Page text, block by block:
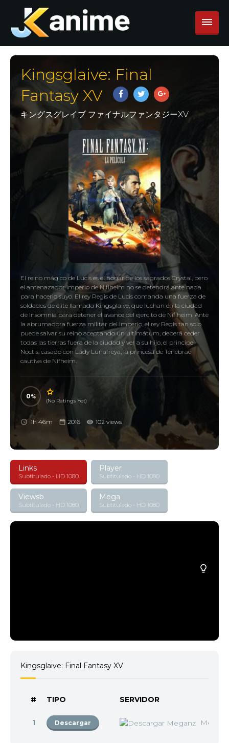
Kingsglaive: Final
Fantasy XV
キングスグレイブ ファイナルファンタジーXV
El reino mágico de Lucis es el hogar de los sagrados Crystal, pero
el amenazador imperio de Niflheim no se detendrá ante nada
para hacerlo suyo. El rey Regis de Lucis comanda una fuerza de
soldados de élite llamada Kingsglaive, que luchan en la ciudad
de Insomnia para detener el avance del ejercito de Niflheim. Ante
la abrumadora fuerza militar del imperio, el rey Regis tan solo
puede salvar su reino aceptando un ultimátum, deberá ceder
todas las tierras fuera de la ciudad y ver a su hijo, el principe
Noctis, casado con Lady Lunafreya, la princesa de Tenebrae
cautiva de Nifheim.
0
(No Ratings Yet)
1h 46m 2016 102 views
Links
Subtitulado - HD 1080
Player
Subtitulado - HD 1080
Viewsb
Subtitulado - HD 1080
Mega
Subtitulado - HD 1080
Kingsglaive: Final Fantasy XV
# TIPO SERVIDOR
1 Descargar Meganz